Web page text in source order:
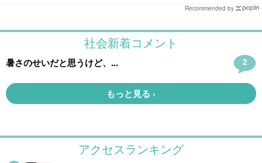
Recommended by
アクセスランキング